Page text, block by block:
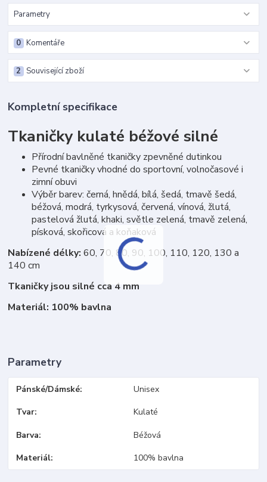
Parametry
Komentáře
0
Související zboží
2
Kompletní specifikace
Tkaničky kulaté béžové silné
Přírodní bavlněné tkaničky zpevněné dutinkou
Pevné tkaničky vhodné do sportovní, volnočasové i
zimní obuvi
Výběr barev: černá, hnědá, bílá, šedá, tmavě šedá,
béžová, modrá, tyrkysová, červená, vínová, žlutá,
pastelová žlutá, khaki, světle zelená, tmavě zelená,
písková, skořicová a koňaková
Nabízené délky: 60, 70, 80, 90, 100, 110, 120, 130 a
140 cm
Tkaničky jsou silné cca 4 mm
Materiál: 100% bavlna
Parametry
Pánské/Dámské Unisex
Tvar Kulaté
Barva Béžová
Materiál 100% bavlna